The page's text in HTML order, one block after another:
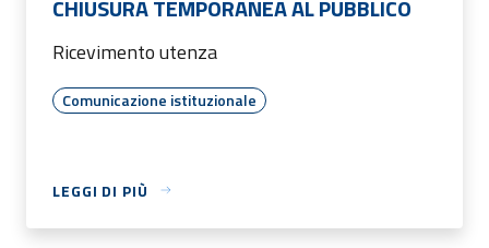
CHIUSURA TEMPORANEA AL PUBBLICO
Ricevimento utenza
Comunicazione istituzionale
LEGGI DI PIÙ